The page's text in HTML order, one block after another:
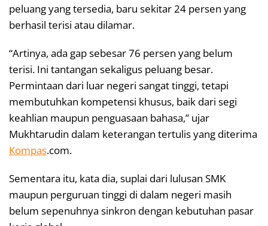
peluang yang tersedia, baru sekitar 24 persen yang
berhasil terisi atau dilamar.
“Artinya, ada gap sebesar 76 persen yang belum
terisi. Ini tantangan sekaligus peluang besar.
Permintaan dari luar negeri sangat tinggi, tetapi
membutuhkan kompetensi khusus, baik dari segi
keahlian maupun penguasaan bahasa,” ujar
Mukhtarudin dalam keterangan tertulis yang diterima
Kompas.com.
Sementara itu, kata dia, suplai dari lulusan SMK
maupun perguruan tinggi di dalam negeri masih
belum sepenuhnya sinkron dengan kebutuhan pasar